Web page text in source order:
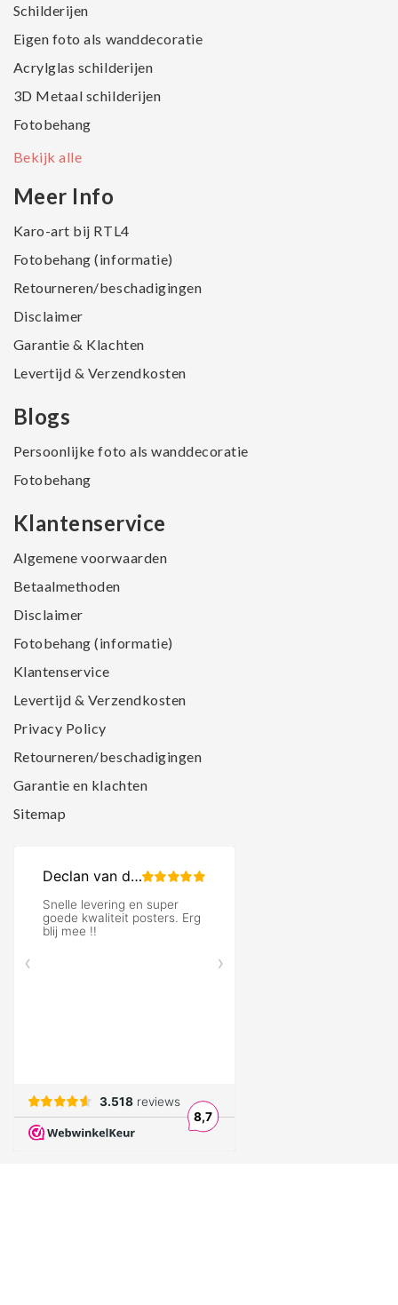
Schilderijen
Eigen foto als wanddecoratie
Acrylglas schilderijen
3D Metaal schilderijen
Fotobehang
Bekijk alle
Meer Info
Karo-art bij RTL4
Fotobehang (informatie)
Retourneren/beschadigingen
Disclaimer
Garantie & Klachten
Levertijd & Verzendkosten
Blogs
Persoonlijke foto als wanddecoratie
Fotobehang
Klantenservice
Algemene voorwaarden
Betaalmethoden
Disclaimer
Fotobehang (informatie)
Klantenservice
Levertijd & Verzendkosten
Privacy Policy
Retourneren/beschadigingen
Garantie en klachten
Sitemap